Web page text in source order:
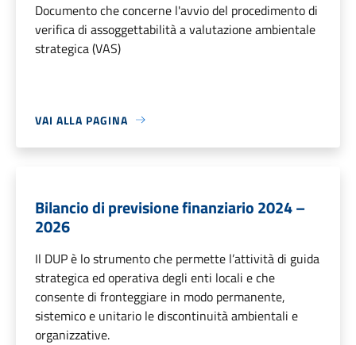
Documento che concerne l'avvio del procedimento di
verifica di assoggettabilità a valutazione ambientale
strategica (VAS)
VAI ALLA PAGINA
Bilancio di previsione finanziario 2024 –
2026
Il DUP è lo strumento che permette l’attività di guida
strategica ed operativa degli enti locali e che
consente di fronteggiare in modo permanente,
sistemico e unitario le discontinuità ambientali e
organizzative.